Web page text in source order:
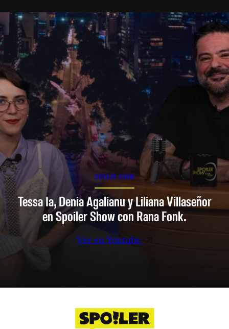
SPOILER SHOW
Tessa Ia, Denia Agalianu y Liliana Villaseñor
en Spoiler Show con Rana Fonk.
Ver en Youtube